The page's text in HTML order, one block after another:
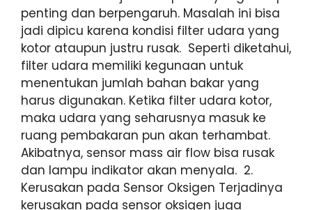
penting dan berpengaruh. Masalah ini bisa
jadi dipicu karena kondisi filter udara yang
kotor ataupun justru rusak. Seperti diketahui,
filter udara memiliki kegunaan untuk
menentukan jumlah bahan bakar yang
harus digunakan. Ketika filter udara kotor,
maka udara yang seharusnya masuk ke
ruang pembakaran pun akan terhambat.
Akibatnya, sensor mass air flow bisa rusak
dan lampu indikator akan menyala. 2.
Kerusakan pada Sensor Oksigen Terjadinya
kerusakan pada sensor oksigen juga